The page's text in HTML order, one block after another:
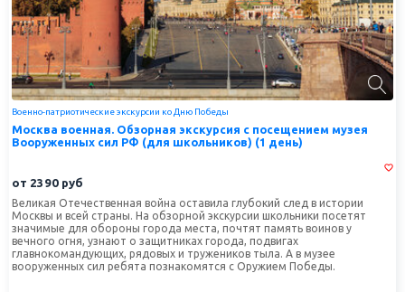
Военно-патриотические экскурсии ко Дню Победы
Москва военная. Обзорная экскурсия с посещением музея
Вооруженных сил РФ (для школьников) (1 день)
от 2390 руб
Великая Отечественная война оставила глубокий след в истории
Москвы и всей страны. На обзорной экскурсии школьники посетят
значимые для обороны города места, почтят память воинов у
вечного огня, узнают о защитниках города, подвигах
главнокомандующих, рядовых и тружеников тыла. А в музее
вооруженных сил ребята познакомятся с Оружием Победы.